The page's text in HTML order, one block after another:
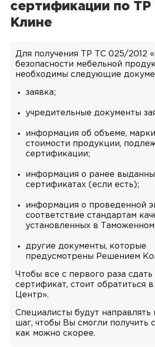
сертификации по ТР
Клине
Для получения ТР ТС 025/2012
безопасности мебельной
необходимы следующие
заявка;
учредительные документы
информация об объеме,
стоимости продукции,
сертификации;
информация о ранее
сертификатах (если есть);
информация о проведенной
соответствие стандартам
установленных в
другие документы, которые
предусмотрены Решением
Чтобы все с первого раза сдать
сертификат, стоит обратиться
Центр».
Специалисты будут
шаг, чтобы Вы смогли получить
как можно скорее.